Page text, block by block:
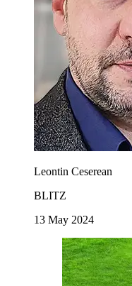
Leontin Ceserean
BLITZ
13 May 2024